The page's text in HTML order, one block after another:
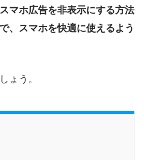
スマホ広告を非表示にする方法
、スマホを快適に使えるよう
ょう。